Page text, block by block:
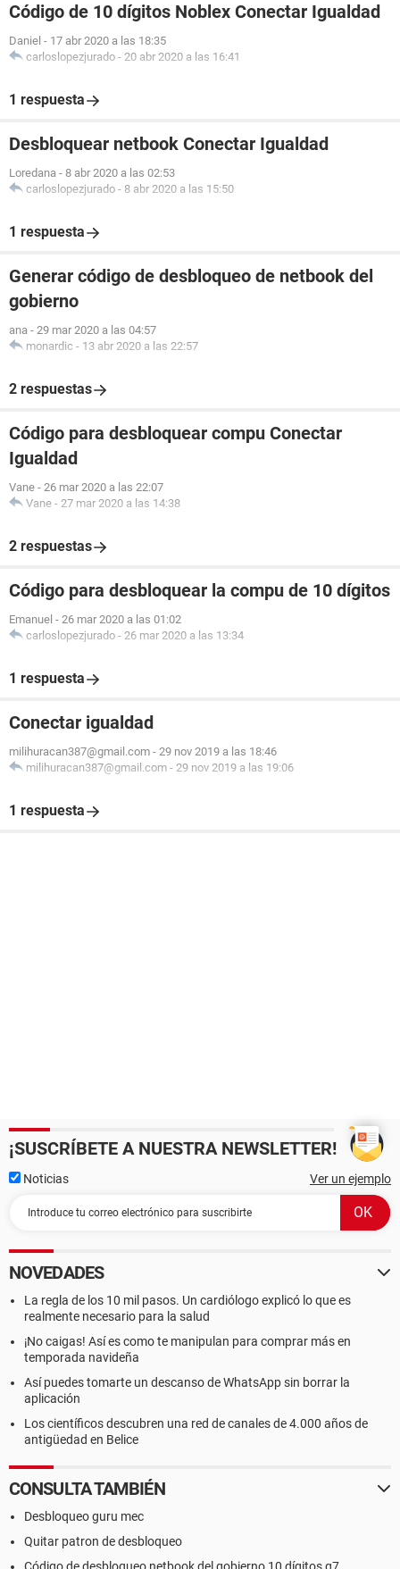
Código de 10 dígitos Noblex Conectar Igualdad
Daniel - 17 abr 2020 a las 18:35
carloslopezjurado - 20 abr 2020 a las 16:41
1 respuesta
Desbloquear netbook Conectar Igualdad
Loredana - 8 abr 2020 a las 02:53
carloslopezjurado - 8 abr 2020 a las 15:50
1 respuesta
Generar código de desbloqueo de netbook del
gobierno
ana - 29 mar 2020 a las 04:57
monardic - 13 abr 2020 a las 22:57
2 respuestas
Código para desbloquear compu Conectar
Igualdad
Vane - 26 mar 2020 a las 22:07
Vane - 27 mar 2020 a las 14:38
2 respuestas
Código para desbloquear la compu de 10 dígitos
Emanuel - 26 mar 2020 a las 01:02
carloslopezjurado - 26 mar 2020 a las 13:34
1 respuesta
Conectar igualdad
milihuracan387@gmail.com - 29 nov 2019 a las 18:46
milihuracan387@gmail.com - 29 nov 2019 a las 19:06
1 respuesta
¡SUSCRÍBETE A NUESTRA NEWSLETTER!
Noticias Ver un ejemplo
NOVEDADES
La regla de los 10 mil pasos. Un cardiólogo explicó lo que es
realmente necesario para la salud
¡No caigas! Así es como te manipulan para comprar más en
temporada navideña
Así puedes tomarte un descanso de WhatsApp sin borrar la
aplicación
Los científicos descubren una red de canales de 4.000 años de
antigüedad en Belice
CONSULTA TAMBIÉN
Desbloqueo guru mec
Quitar patron de desbloqueo